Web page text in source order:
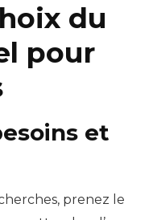
du
pour
et
prenez le